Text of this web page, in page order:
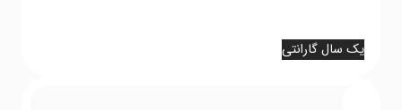
سال گارانتی
سال گارانتی